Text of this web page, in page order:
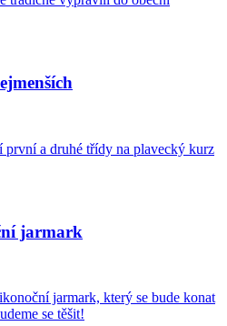
a druhé třídy na plavecký kurz
jarmark
jarmark, který se bude konat
se těšit!